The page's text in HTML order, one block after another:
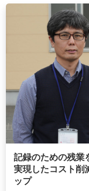
記録のための残業
実現したコスト削
ップ